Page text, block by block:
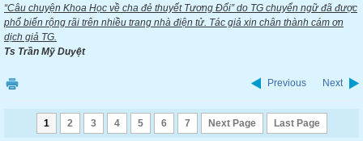
“Câu chuyện Khoa Học về cha đẻ thuyết Tương Đối” do TG chuyển ngữ đã được
phổ biến rộng rãi trên nhiều trang nhà điện tử. Tác giả xin chân thành cám ơn
dịch giả TG.
Ts Trần Mỹ Duyệt
Previous Next
1 2 3 4 5 6 7 Next Page Last Page